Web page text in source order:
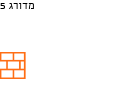
מדורג #105